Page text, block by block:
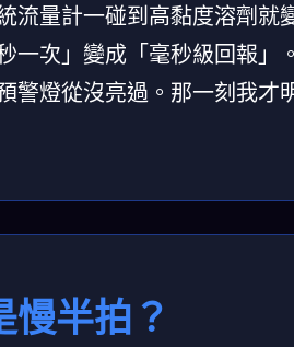
流量計一碰到高黏度溶劑就
一次」變成「毫秒級回報」
燈從沒亮過。那一刻我才
半拍？